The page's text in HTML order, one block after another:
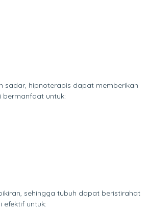
sadar, hipnoterapis dapat memberikan
bermanfaat untuk:
sehingga tubuh dapat beristirahat
efektif untuk: